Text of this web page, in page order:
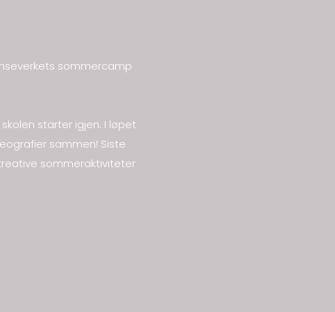
sommercamp
starter igjen. I løpet
sammen! Siste
sommeraktiviteter